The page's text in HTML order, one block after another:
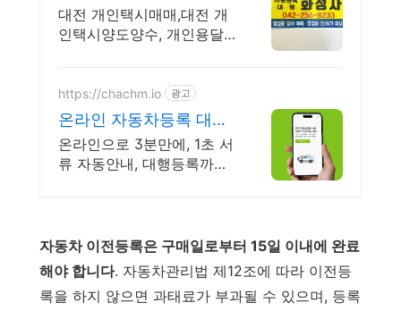
성사
대전 개인택시매매,대전 개
인택시양도양수, 개인용달
https://chachm.io 광고
온라인 자동차등록 대행
서비스
온라인으로 3분만에, 1초 서
류 자동안내, 대행등록까지
자동차 이전등록은 구매일로부터 15일 이내에 완료
해야 합니다. 자동차관리법 제12조에 따라 이전등
록을 하지 않으면 과태료가 부과될 수 있으며, 등록